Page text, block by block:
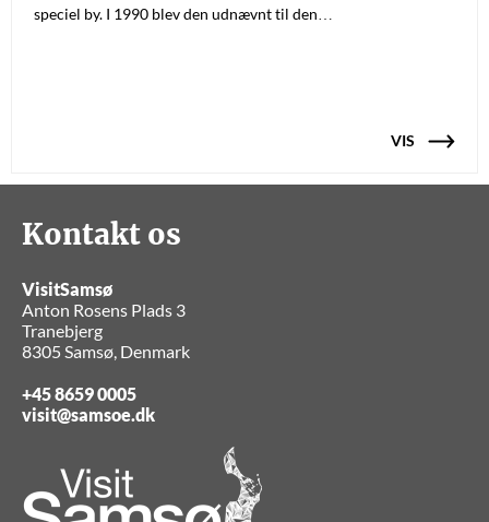
speciel by. I 1990 blev den udnævnt til den…
VIS
Kontakt os
VisitSamsø
Anton Rosens Plads 3
Tranebjerg
8305 Samsø, Denmark
+45 8659 0005
visit@samsoe.dk